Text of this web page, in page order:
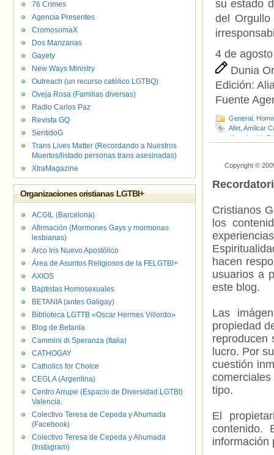
su estado
del
4 de
Dunia
Edición:
Fuente
General
Afet Amílcar
(Apuvimeh)
Homofobia/
Humanos
Copyright ©
Cristianos
los
hacen
usuarios a
este blog.
Las
propiedad
reproducen
lucro. Por
cuestión
tipo.
El
contenido.
información
76 Crimes
Agencia Presentes
CromosomaX
Dos Manzanas
Gayety
New Ways Ministry
Outreach (un recurso católico LGTBQ)
Oveja Rosa (Familias diversas)
Radio Carlos Paz
Revista GQ
SentidoG
Trans Lives Matter (Recordando a Nuestros
Muertos/listado personas trans asesinadas)
XtraMagazine
Organizaciones cristianas LGTBI+
ACGIL (Barcelona)
Afirmación (Mormones Gays y mormonas
lesbianas)
Arco Iris Nuevo Apostólico
Área de Asuntos Religiosos de la FELGTBI+
AXIOS
Baptistas Homosexuales
BETANIA (antes Galigay)
Biblioteca LGTTB «Oscar Hermes Villordo»
Blog de Betania
Cammini di Speranza (Italia)
CATHOGAY
Catholics for Choice
CEGLA (Argentina)
Centro Arrupe (Espacio de Diversidad LGTBI)
Valencia.
Colectivo Teresa de Cepeda y Ahumada
(Facebook)
Colectivo Teresa de Cepeda y Ahumada
(Instagram)